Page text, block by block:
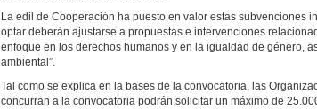
La edil de Cooperación ha puesto en valor estas subvenciones
optar deberán ajustarse a propuestas e intervenciones
enfoque en los derechos humanos y en la igualdad de género,
ambiental”.
Tal como se explica en la bases de la convocatoria, las
concurran a la convocatoria podrán solicitar un máximo de